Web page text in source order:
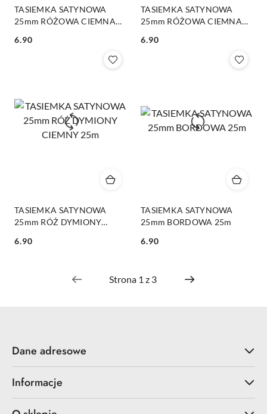
TASIEMKA SATYNOWA
25mm RÓŻOWA CIEMNA
Cena:
6.90
TASIEMKA SATYNOWA
25mm RÓŻOWA CIEMNA
Cena:
6.90
TASIEMKA SATYNOWA
25mm RÓŻ DYMIONY
Cena:
6.90
TASIEMKA SATYNOWA
25mm BORDOWA 25m
Cena:
6.90
Dane adresowe
Informacje